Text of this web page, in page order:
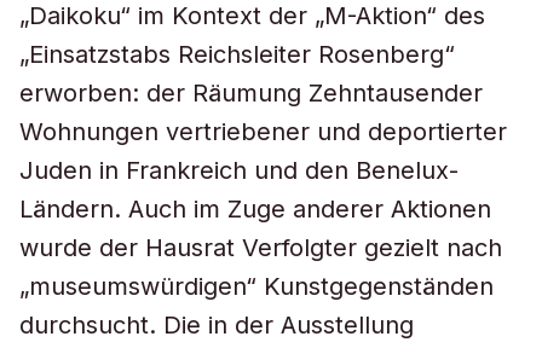
„Daikoku“ im Kontext der „M-Aktion“ des
„Einsatzstabs Reichsleiter Rosenberg“
erworben: der Räumung Zehntausender
Wohnungen vertriebener und deportierter
Juden in Frankreich und den Benelux-
Ländern. Auch im Zuge anderer Aktionen
wurde der Hausrat Verfolgter gezielt nach
„museumswürdigen“ Kunstgegenständen
durchsucht. Die in der Ausstellung